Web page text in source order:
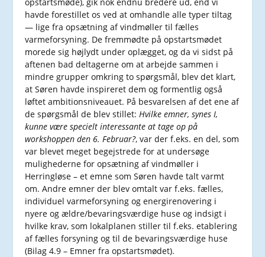
havde forestillet os ved at omhandle alle typer tiltag
— lige fra opsætning af vindmøller til fælles
varmeforsyning. De fremmødte på opstartsmødet
morede sig højlydt under oplægget, og da vi sidst på
aftenen bad deltagerne om at arbejde sammen i
mindre grupper omkring to spørgsmål, blev det klart,
at Søren havde inspireret dem og formentlig også
løftet ambitionsniveauet. På besvarelsen af det ene af
de spørgsmål de blev stillet: Hvilke emner, synes I,
kunne være specielt interessante at tage op på
workshoppen den 6. Februar?, var der f.eks. en del, som
var blevet meget begejstrede for at undersøge
mulighederne for opsætning af vindmøller i
Herringløse – et emne som Søren havde talt varmt
om. Andre emner der blev omtalt var f.eks. fælles,
individuel varmeforsyning og energirenovering i
nyere og ældre/bevaringsværdige huse og indsigt i
hvilke krav, som lokalplanen stiller til f.eks. etablering
af fælles forsyning og til de bevaringsværdige huse
(Bilag 4.9 – Emner fra opstartsmødet).